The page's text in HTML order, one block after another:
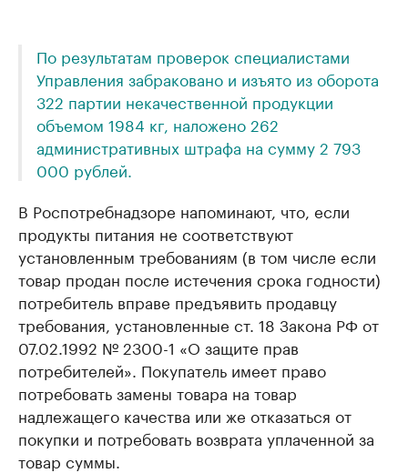
По результатам проверок специалистами
Управления забраковано и изъято из оборота
322 партии некачественной продукции
объемом 1984 кг, наложено 262
административных штрафа на сумму 2 793
000 рублей.
В Роспотребнадзоре напоминают, что, если
продукты питания не соответствуют
установленным требованиям (в том числе если
товар продан после истечения срока годности)
потребитель вправе предъявить продавцу
требования, установленные ст. 18 Закона РФ от
07.02.1992 № 2300-1 «О защите прав
потребителей». Покупатель имеет право
потребовать замены товара на товар
надлежащего качества или же отказаться от
покупки и потребовать возврата уплаченной за
товар суммы.